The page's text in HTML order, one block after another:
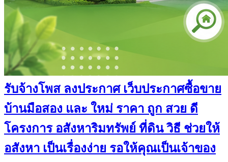
รับจ้างโพส ลงประกาศ เว็บประกาศซื้อขาย
บ้านมือสอง และ ใหม่ ราคา ถูก สวย ดี
โครงการ อสังหาริมทรัพย์ ที่ดิน วิธี ช่วยให้
อสังหา เป็นเรื่องง่าย รอให้คุณเป็นเจ้าของ